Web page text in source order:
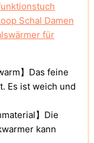
Schal Damen
für
】Das feine
Es ist weich und
】Die
kann